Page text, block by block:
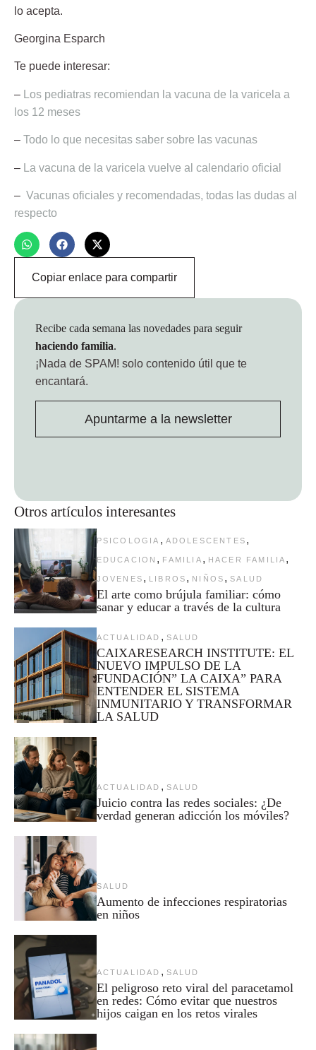
lo acepta.
Georgina Esparch
Te puede interesar:
–
Los pediatras recomiendan la vacuna de la varicela a
los 12 meses
– Todo lo que necesitas saber sobre las vacunas
– La vacuna de la varicela vuelve al calendario oficial
– Vacunas oficiales y recomendadas, todas las dudas al
respecto
Copiar enlace para compartir
Otros artículos interesantes
PSICOLOGIA , ADOLESCENTES ,
EDUCACION , FAMILIA , HACER FAMILIA ,
JOVENES , LIBROS , NIÑOS , SALUD
El arte como brújula familiar: cómo
sanar y educar a través de la cultura
ACTUALIDAD , SALUD
CAIXARESEARCH INSTITUTE: EL
NUEVO IMPULSO DE LA
FUNDACIÓN” LA CAIXA” PARA
ENTENDER EL SISTEMA
INMUNITARIO Y TRANSFORMAR
LA SALUD
ACTUALIDAD , SALUD
Juicio contra las redes sociales: ¿De
verdad generan adicción los móviles?
SALUD
Aumento de infecciones respiratorias
en niños
ACTUALIDAD , SALUD
El peligroso reto viral del paracetamol
en redes: Cómo evitar que nuestros
hijos caigan en los retos virales
Recibe cada semana las novedades para seguir
haciendo familia.
¡Nada de SPAM! solo contenido útil que te
encantará.
Apuntarme a la newsletter